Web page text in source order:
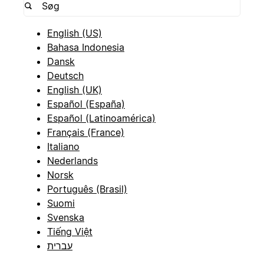
English (US)
Bahasa Indonesia
Dansk
Deutsch
English (UK)
Español (España)
Español (Latinoamérica)
Français (France)
Italiano
Nederlands
Norsk
Português (Brasil)
Suomi
Svenska
Tiếng Việt
עברית